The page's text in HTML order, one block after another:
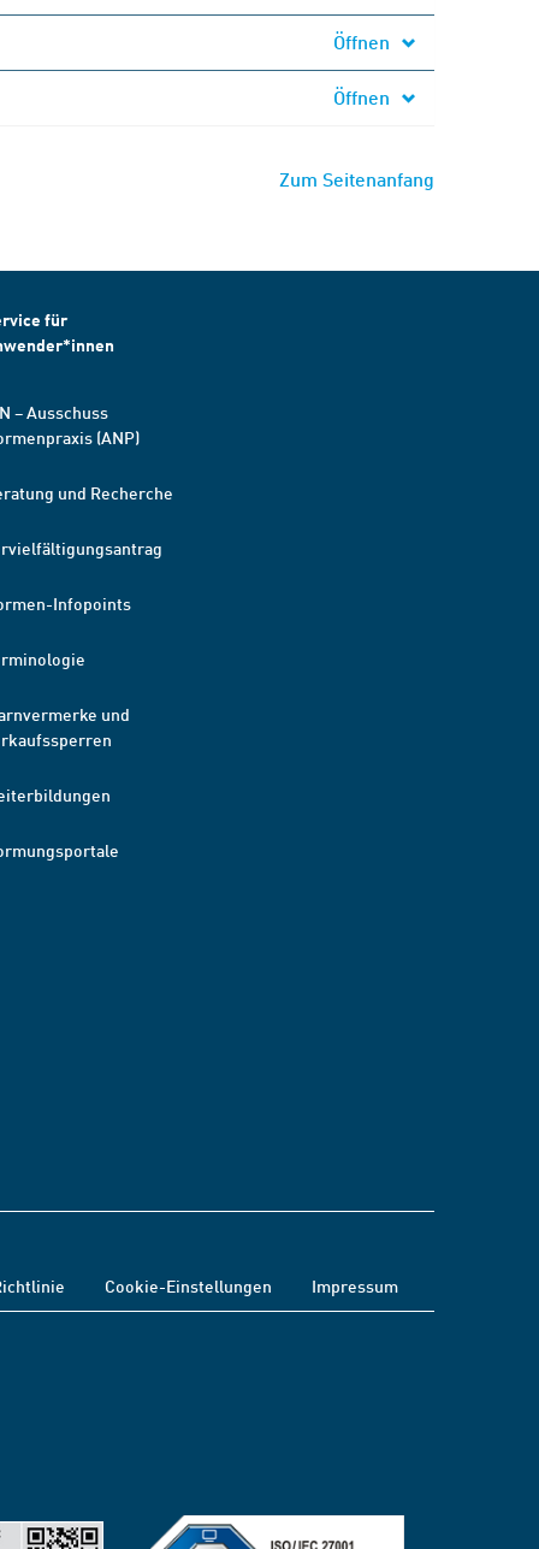
Öffnen
Öffnen
Zum Seitenanfang
für
– Ausschuss
(ANP)
und Recherche
Infopoints
und
Cookie-Einstellungen Impressum